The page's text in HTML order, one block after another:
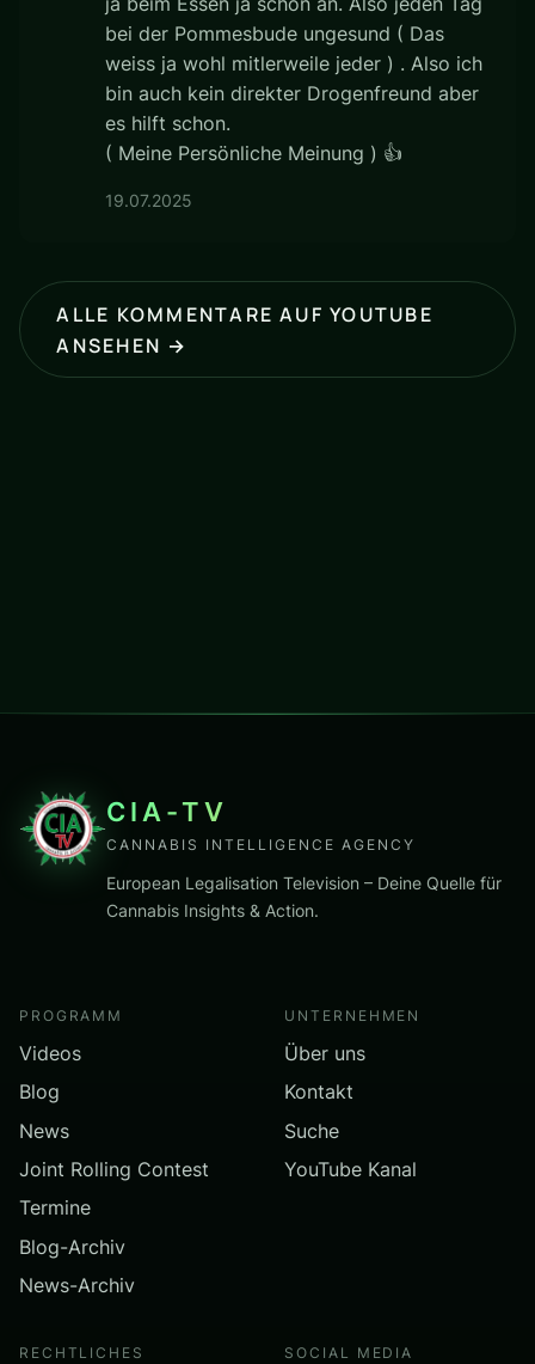
bei der Pommesbude ungesund ( Das
weiss ja wohl mitlerweile jeder ) . Also ich
bin auch kein direkter Drogenfreund aber
es hilft schon.
( Meine Persönliche Meinung ) 👍
19.07.2025
ALLE KOMMENTARE AUF YOUTUBE
ANSEHEN →
CIA-TV
CANNABIS INTELLIGENCE AGENCY
European Legalisation Television – Deine Quelle für
Cannabis Insights & Action.
PROGRAMM
Videos
Blog
News
Joint Rolling Contest
Termine
Blog-Archiv
News-Archiv
UNTERNEHMEN
Über uns
Kontakt
Suche
YouTube Kanal
RECHTLICHES SOCIAL MEDIA